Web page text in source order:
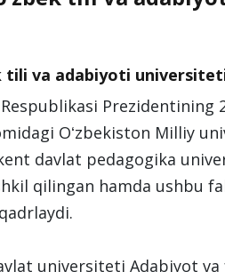
tili va adabiyoti
Prezidentining
Oʻzbekiston Milliy
davlat pedagogika
qilingan hamda ushbu
universiteti Adabiyot